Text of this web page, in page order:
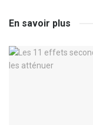
En savoir plus